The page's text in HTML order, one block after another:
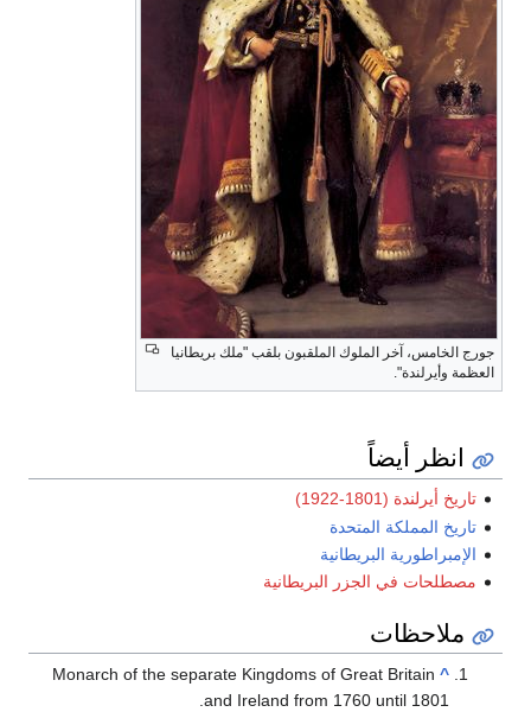
جورج الخامس، آخر الملوك الملقبون بلقب "ملك بريطانيا
العظمة وأيرلندة".
انظر أيضاً
تاريخ أيرلندة (1801-1922)
تاريخ المملكة المتحدة
الإمبراطورية البريطانية
مصطلحات في الجزر البريطانية
ملاحظات
^
Monarch of the separate Kingdoms of Great Britain
and Ireland from 1760 until 1801.